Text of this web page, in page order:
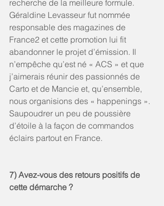
recherche de la meilleure formule.
Géraldine Levasseur fut nommée
responsable des magazines de
France2 et cette promotion lui fit
abandonner le projet d’émission. Il
n’empêche qu’est né « ACS » et que
j’aimerais réunir des passionnés de
Carto et de Mancie et, qu’ensemble,
nous organisions des « happenings ».
Saupoudrer un peu de poussière
d’étoile à la façon de commandos
éclairs partout en France.
7) Avez-vous des retours positifs de
cette démarche ?